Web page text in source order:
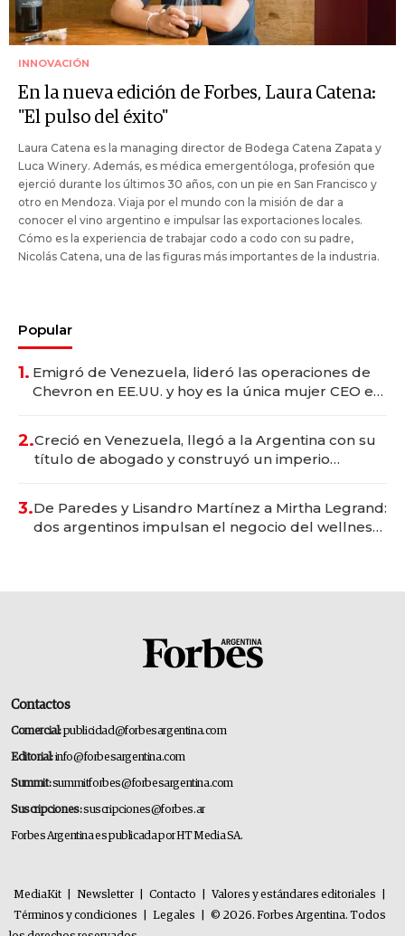
INNOVACIÓN
En la nueva edición de Forbes, Laura Catena:
"El pulso del éxito"
Laura Catena es la managing director de Bodega Catena Zapata y
Luca Winery. Además, es médica emergentóloga, profesión que
ejerció durante los últimos 30 años, con un pie en San Francisco y
otro en Mendoza. Viaja por el mundo con la misión de dar a
conocer el vino argentino e impulsar las exportaciones locales.
Cómo es la experiencia de trabajar codo a codo con su padre,
Nicolás Catena, una de las figuras más importantes de la industria.
Popular
1. Emigró de Venezuela, lideró las operaciones de
Chevron en EE.UU. y hoy es la única mujer CEO en
2.Creció en Venezuela, llegó a la Argentina con su
título de abogado y construyó un imperio
3.De Paredes y Lisandro Martínez a Mirtha Legrand:
dos argentinos impulsan el negocio del wellness
Contactos
Comercial:publicidad@forbesargentina.com
Editorial:info@forbesargentina.com
Summit:summitforbes@forbesargentina.com
Suscripciones:suscripciones@forbes.ar
Forbes Argentina es publicada por HT Media SA.
MediaKit Newsletter Contacto Valores y estándares editoriales
Términos y condiciones
Legales
© 2026. Forbes Argentina. Todos